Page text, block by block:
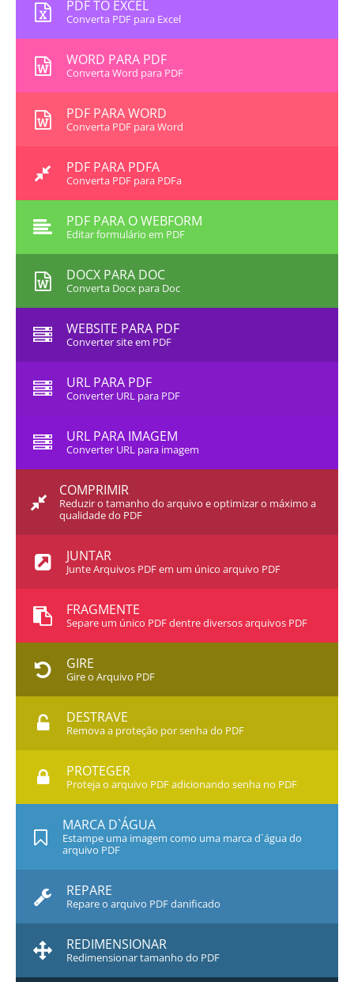
PDF TO EXCEL
Converta PDF para Excel
WORD PARA PDF
Converta Word para PDF
PDF PARA WORD
Converta PDF para Word
PDF PARA PDFA
Converta PDF para PDFa
PDF PARA O WEBFORM
Editar formulário em PDF
DOCX PARA DOC
Converta Docx para Doc
WEBSITE PARA PDF
Converter site em PDF
URL PARA PDF
Converter URL para PDF
URL PARA IMAGEM
Converter URL para imagem
COMPRIMIR
Reduzir o tamanho do arquivo e optimizar o máximo a
qualidade do PDF
JUNTAR
Junte Arquivos PDF em um único arquivo PDF
FRAGMENTE
Separe um único PDF dentre diversos arquivos PDF
GIRE
Gire o Arquivo PDF
DESTRAVE
Remova a proteção por senha do PDF
PROTEGER
Proteja o arquivo PDF adicionando senha no PDF
MARCA D`ÁGUA
Estampe uma imagem como uma marca d`água do
arquivo PDF
REPARE
Repare o arquivo PDF danificado
REDIMENSIONAR
Redimensionar tamanho do PDF